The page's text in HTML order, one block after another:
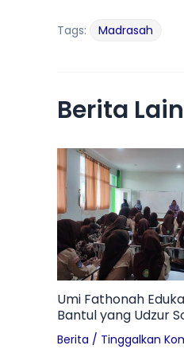
Tags: Madrasah
Berita
Umi Fathonah
Bantul yang Udzur
Sampah Pembalut
Otomotif
Berita / Tinggalkan